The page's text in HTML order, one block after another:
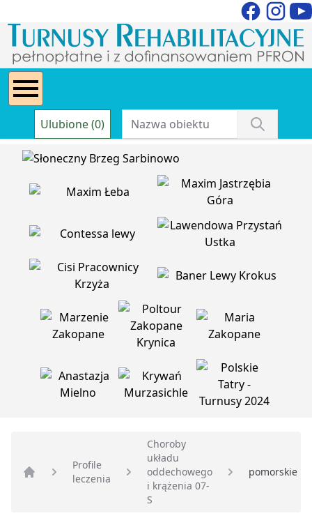
Ulubione (0)
Strona główna
Profile
leczenia
Choroby
układu
oddechowego
i krążenia 07-
S
pomorskie